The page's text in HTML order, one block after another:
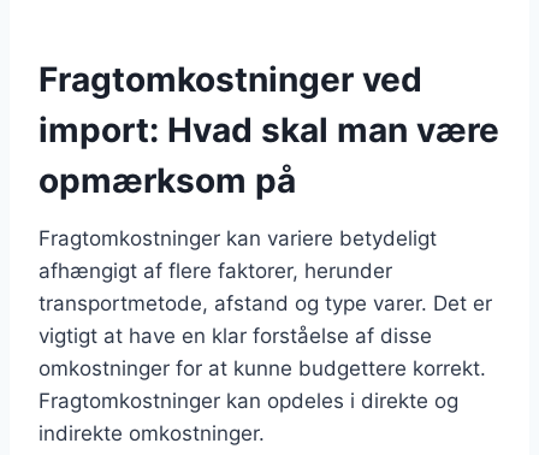
Fragtomkostninger ved
import: Hvad skal man være
opmærksom på
Fragtomkostninger kan variere betydeligt
afhængigt af flere faktorer, herunder
transportmetode, afstand og type varer. Det er
vigtigt at have en klar forståelse af disse
omkostninger for at kunne budgettere korrekt.
Fragtomkostninger kan opdeles i direkte og
indirekte omkostninger.